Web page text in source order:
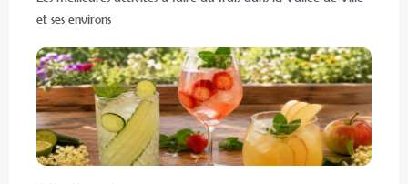
et ses environs